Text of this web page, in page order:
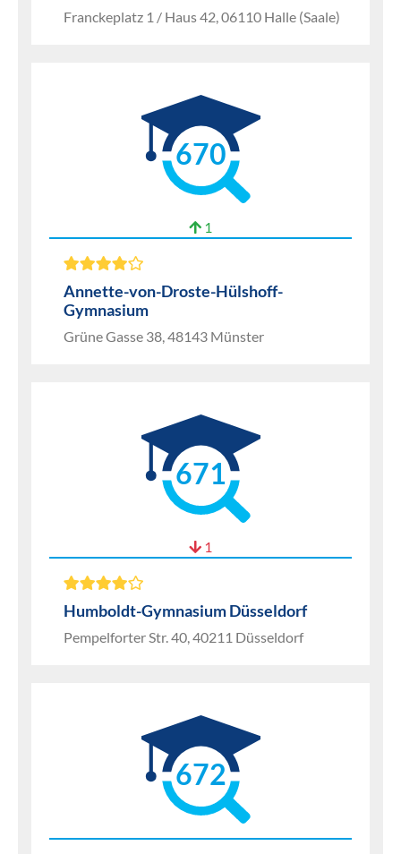
Franckeplatz 1 / Haus 42, 06110 Halle (Saale)
670
1
Annette-von-Droste-Hülshoff-
Gymnasium
Grüne Gasse 38, 48143 Münster
671
1
Humboldt-Gymnasium Düsseldorf
Pempelforter Str. 40, 40211 Düsseldorf
672